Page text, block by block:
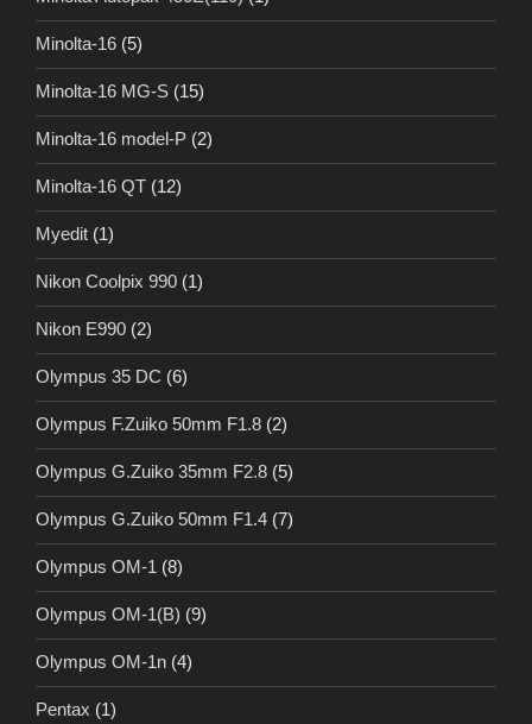
Minolta-16 (5)
Minolta-16 MG-S (15)
Minolta-16 model-P (2)
Minolta-16 QT (12)
Myedit (1)
Nikon Coolpix 990 (1)
Nikon E990 (2)
Olympus 35 DC (6)
Olympus F.Zuiko 50mm F1.8 (2)
Olympus G.Zuiko 35mm F2.8 (5)
Olympus G.Zuiko 50mm F1.4 (7)
Olympus OM-1 (8)
Olympus OM-1(B) (9)
Olympus OM-1n (4)
Pentax (1)